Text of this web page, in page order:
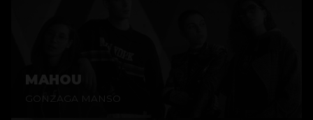
MAHOU
GONZAGA MANSO